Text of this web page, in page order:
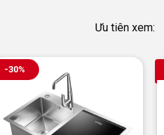
Ưu tiên xem:
-30%